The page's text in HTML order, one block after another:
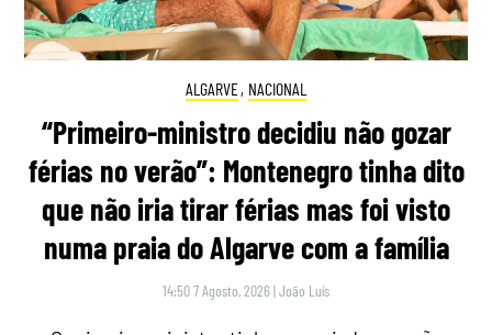
ALGARVE, NACIONAL
“Primeiro-ministro decidiu não gozar
férias no verão”: Montenegro tinha dito
que não iria tirar férias mas foi visto
numa praia do Algarve com a família
14:50 7 Agosto, 2026 |João Luís